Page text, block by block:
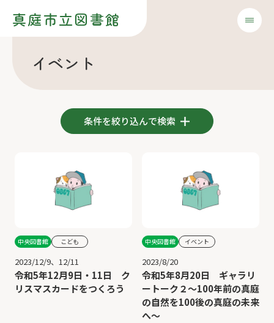
真庭市立図書館
イベント
条件を絞り込んで検索
中央図書館 こども
2023/12/9、12/11
令和5年12月9日・11日 ク
リスマスカードをつくろう
中央図書館 イベント
2023/8/20
令和5年8月20日 ギャラリ
ートーク２～100年前の真庭
の自然を100後の真庭の未来
へ～